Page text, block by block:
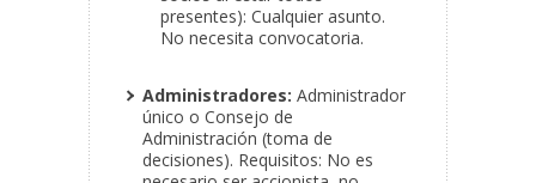
presentes): Cualquier asunto.
No necesita convocatoria.
Administradores: Administrador
único o Consejo de
Administración (toma de
decisiones). Requisitos: No es